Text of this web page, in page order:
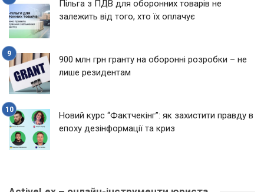
Пільга з ПДВ для оборонних товарів не
залежить від того, хто їх оплачує
900 млн грн гранту на оборонні розробки – не
лише резидентам
Новий курс “Фактчекінг”: як захистити правду в
епоху дезінформації та криз